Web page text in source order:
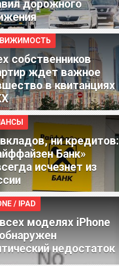
дорожного
собственников
ждет важное
в квитанциях
ни кредитов:
Банк»
исчезнет из
/ IPAD
моделях iPhone
недостаток